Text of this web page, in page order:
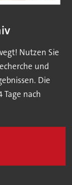
Nutzen Sie
und
Die
Tage nach